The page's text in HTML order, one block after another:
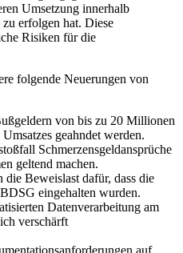
Umsetzung innerhalb
erfolgen hat. Diese
Risiken für die
folgende Neuerungen von
von bis zu 20 Millionen
geahndet werden.
Schmerzensgeldansprüche
geltend machen.
Beweislast dafür, dass die
eingehalten wurden.
Datenverarbeitung am
verschärft